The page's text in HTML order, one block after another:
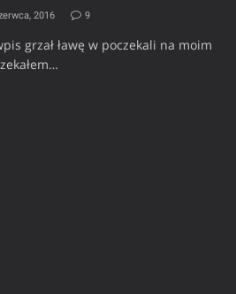
2016 9
grzał ławę w poczekali na moim